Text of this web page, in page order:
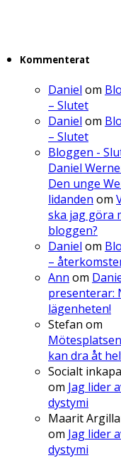
Kommenterat
Daniel om
– Slutet
Daniel om
– Slutet
Bloggen -
Daniel
Den unge
lidanden om
ska jag göra
bloggen?
Daniel om
–
Ann om
presenterar:
lägenheten!
Stefan om
kan dra åt
Socialt
om Jag lider
dystymi
Maarit
om Jag lider
dystymi